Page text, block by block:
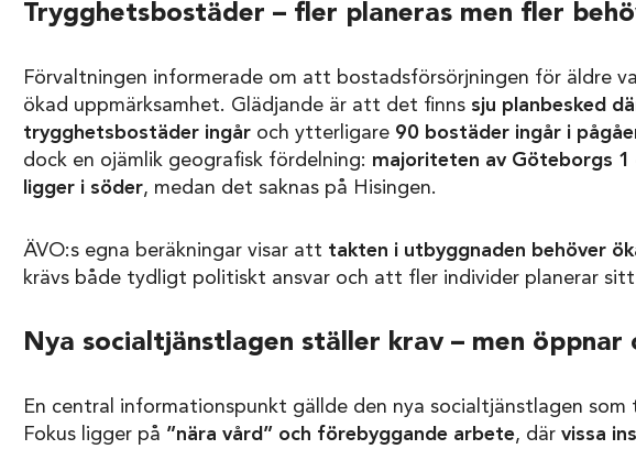
Trygghetsbostäder – fler planeras men fler
Förvaltningen informerade om att bostadsförsörjningen för äldre
ökad uppmärksamhet. Glädjande är att det finns sju planbesked
trygghetsbostäder ingåroch ytterligare 90 bostäder ingår i
dock en ojämlik geografisk fördelning: majoriteten av Göteborgs
ligger i söder, medan det saknas på Hisingen.
ÄVO:s egna beräkningar visar att takten i utbyggnaden behöver
krävs både tydligt politiskt ansvar och att fler individer planerar
Nya socialtjänstlagen ställer krav – men öppnar
En central informationspunkt gällde den nya socialtjänstlagen som
Fokus ligger på ”nära vård” och förebyggande arbete, där vissa